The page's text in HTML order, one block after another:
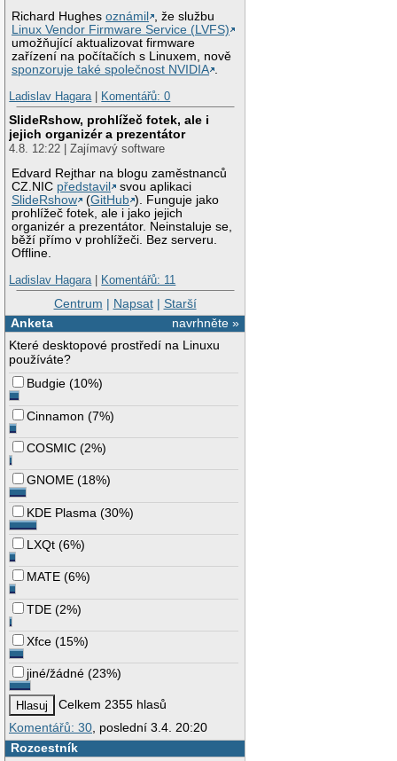
Richard Hughesoznámil
, že službu
Linux Vendor Firmware Service (LVFS)
umožňující aktualizovat firmware
zařízení na počítačích s Linuxem, nově
sponzoruje také společnost NVIDIA .
Ladislav Hagara| Komentářů: 0
SlideRshow, prohlížeč fotek, ale i
jejich organizér a prezentátor
4.8. 12:22 | Zajímavý software
Edvard Rejthar na blogu zaměstnanců
CZ.NIC představil
svou aplikaci
SlideRshow
(GitHub ). Funguje jako
prohlížeč fotek, ale i jako jejich
organizér a prezentátor. Neinstaluje se,
běží přímo v prohlížeči. Bez serveru.
Offline.
Ladislav Hagara| Komentářů: 11
Centrum | Napsat| Starší
navrhněte »
Anketa
Které desktopové prostředí na Linuxu
používáte?
Budgie (10%)
Cinnamon (7%)
COSMIC (2%)
GNOME (18%)
KDE Plasma (30%)
LXQt (6%)
MATE (6%)
TDE (2%)
Xfce (15%)
jiné/žádné (23%)
Celkem 2355 hlasů
Komentářů: 30 , poslední 3.4. 20:20
Rozcestník